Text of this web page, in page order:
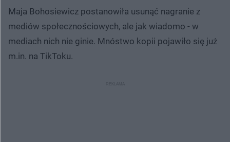
Maja Bohosiewicz postanowiła usunąć nagranie z
mediów społecznościowych, ale jak wiadomo - w
mediach nich nie ginie. Mnóstwo kopii pojawiło się już
m.in. na TikToku.